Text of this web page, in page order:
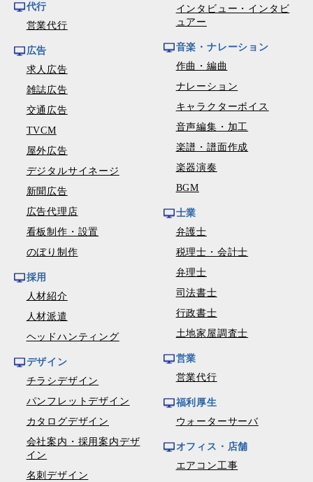
代行
営業代行
広告
求人広告
雑誌広告
交通広告
TVCM
屋外広告
デジタルサイネージ
新聞広告
広告代理店
看板制作・設置
のぼり制作
採用
人材紹介
人材派遣
ヘッドハンティング
デザイン
チラシデザイン
パンフレットデザイン
カタログデザイン
会社案内・採用案内デザ
イン
名刺デザイン
インタビュー・インタビ
ュアー
音楽・ナレーション
作曲・編曲
ナレーション
キャラクターボイス
音声編集・加工
楽譜・譜面作成
楽器演奏
BGM
士業
弁護士
税理士・会計士
弁理士
司法書士
行政書士
土地家屋調査士
営業
営業代行
福利厚生
ウォーターサーバ
オフィス・店舗
エアコン工事